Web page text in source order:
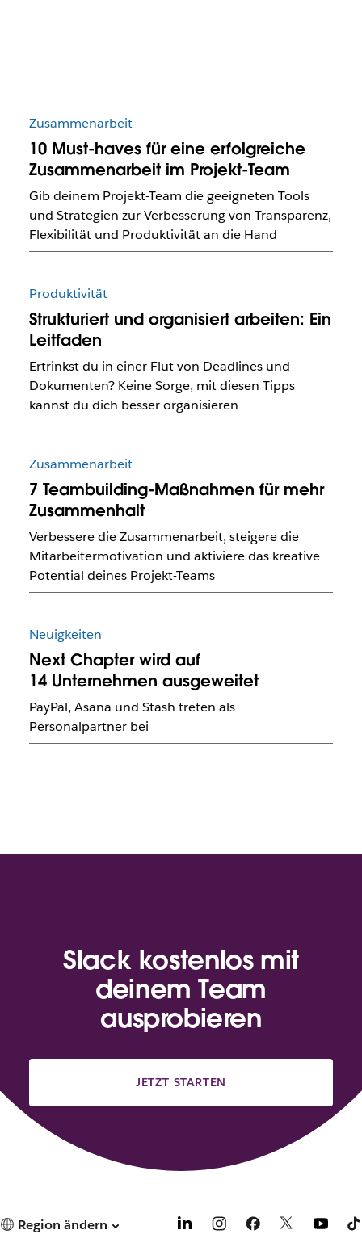
Zusammenarbeit
10 Must-haves für eine erfolgreiche
Zusammenarbeit im Projekt-Team
Gib deinem Projekt-Team die geeigneten Tools
und Strategien zur Verbesserung von Transparenz,
Flexibilität und Produktivität an die Hand
Produktivität
Strukturiert und organisiert arbeiten: Ein
Leitfaden
Ertrinkst du in einer Flut von Deadlines und
Dokumenten? Keine Sorge, mit diesen Tipps
kannst du dich besser organisieren
Zusammenarbeit
7 Teambuilding-Maßnahmen für mehr
Zusammenhalt
Verbessere die Zusammenarbeit, steigere die
Mitarbeitermotivation und aktiviere das kreative
Potential deines Projekt-Teams
Neuigkeiten
Next Chapter wird auf
14 Unternehmen ausgeweitet
PayPal, Asana und Stash treten als
Personalpartner bei
Slack kostenlos mit
deinem Team
ausprobieren
JETZT STARTEN
Region ändern